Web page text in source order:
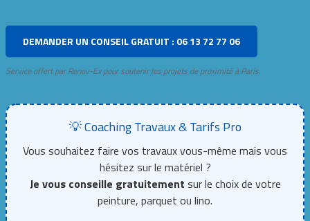
DEMANDER UN CONSEIL GRATUIT : 06 13 72 77 06
Service offert par Renov-Ex pour soutenir les projets de proximité à Paris.
💡 Coaching Travaux & Tarifs Pro
Vous souhaitez faire vos travaux vous-même mais vous
hésitez sur le matériel ?
Je vous conseille gratuitement sur le choix de votre
peinture, parquet ou lino.